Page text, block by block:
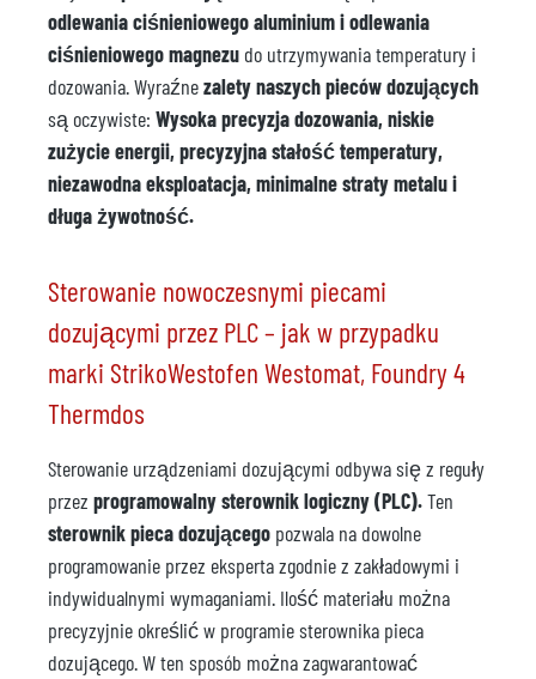
odlewania ciśnieniowego aluminium i odlewania
ciśnieniowego magnezu do utrzymywania temperatury i
dozowania. Wyraźnezalety naszych pieców dozujących
są oczywiste: Wysoka precyzja dozowania, niskie
zużycie energii, precyzyjna stałość temperatury,
niezawodna eksploatacja, minimalne straty metalu i
długa żywotność.
Sterowanie nowoczesnymi piecami
dozującymi przez PLC – jak w przypadku
marki StrikoWestofen Westomat, Foundry 4
Thermdos
Sterowanie urządzeniami dozującymi odbywa się z reguły
przez programowalny sterownik logiczny (PLC).Ten
sterownik pieca dozującego pozwala na dowolne
programowanie przez eksperta zgodnie z zakładowymi i
indywidualnymi wymaganiami. Ilość materiału można
precyzyjnie określić w programie sterownika pieca
dozującego. W ten sposób można zagwarantować